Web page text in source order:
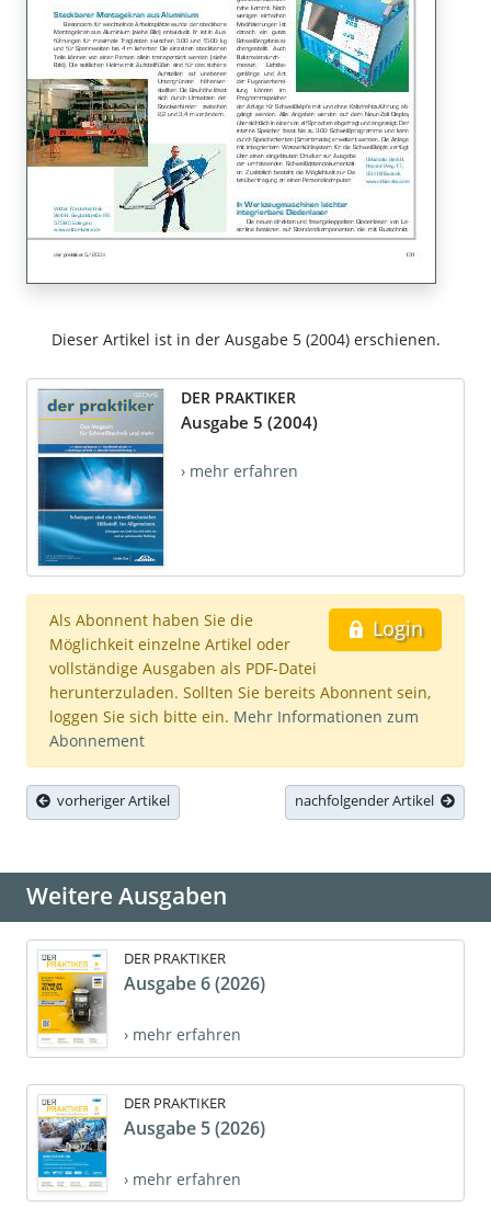
Dieser Artikel ist in der Ausgabe 5 (2004) erschienen.
DER PRAKTIKER
Ausgabe 5 (2004)
› mehr erfahren
Login
Als Abonnent haben Sie die
Möglichkeit einzelne Artikel oder
vollständige Ausgaben als PDF-Datei
herunterzuladen. Sollten Sie bereits Abonnent sein,
loggen Sie sich bitte ein. Mehr Informationen zum
Abonnement
vorheriger Artikel nachfolgender Artikel
Weitere Ausgaben
DER PRAKTIKER
Ausgabe 6 (2026)
› mehr erfahren
DER PRAKTIKER
Ausgabe 5 (2026)
› mehr erfahren